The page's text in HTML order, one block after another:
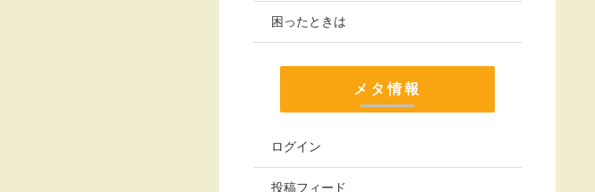
困ったときは
メタ情報
ログイン
投稿フィード